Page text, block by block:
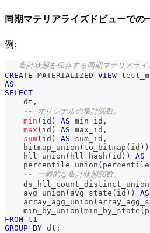
同期マテリアライズドビューでの
例:
-- 集計状態を保存する同期マテリアラ
CREATE MATERIALIZED VIEW
AS
SELECT
    dt
,
-- オリジナルの集計関数。
min ( id ) AS min_id ,
max ( id ) AS max_id ,
sum( id ) AS sum_id ,
    bitmap_union
(to_bitmap ( id ) )
    hll_union
( hll_hash ( id ) ) AS
    percentile_union
(
-- 一般的な集計状態関数。
    ds_hll_count_distinct_union
    avg_union
( avg_state ( id ) ) AS
    array_agg_union
(
    min_by_union
(min_by_state (
FROM t1
GROUP BY dt ;